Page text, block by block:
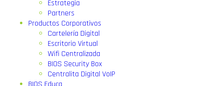
Estrategia
Partners
Productos Corporativos
Cartelería Digital
Escritorio Virtual
Wifi Centralizada
BIOS Security Box
Centralita Digital VoIP